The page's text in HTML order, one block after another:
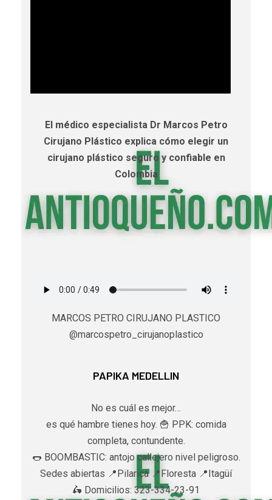
El médico especialista Dr Marcos Petro
Cirujano Plástico explica cómo elegir un
cirujano plástico seguro y confiable en
Colombia
MARCOS PETRO CIRUJANO PLASTICO
@marcospetro_cirujanoplastico
PAPIKA MEDELLIN
No es cuál es mejor…
es qué hambre tienes hoy. 🍟 PPK: comida
completa, contundente.
🌭 BOOMBASTIC: antojo callejero nivel peligroso.
Sedes abiertas 📍Pilarica 📍Floresta 📍Itagüí
🛵 Domicilios: 323-334-23-91